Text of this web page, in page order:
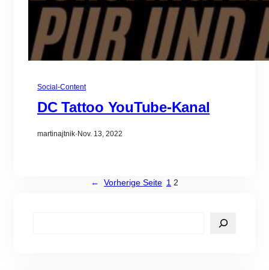
Social-Content
DC Tattoo YouTube-Kanal
martinajtnik· Nov. 13, 2022
← Vorherige Seite 1 2